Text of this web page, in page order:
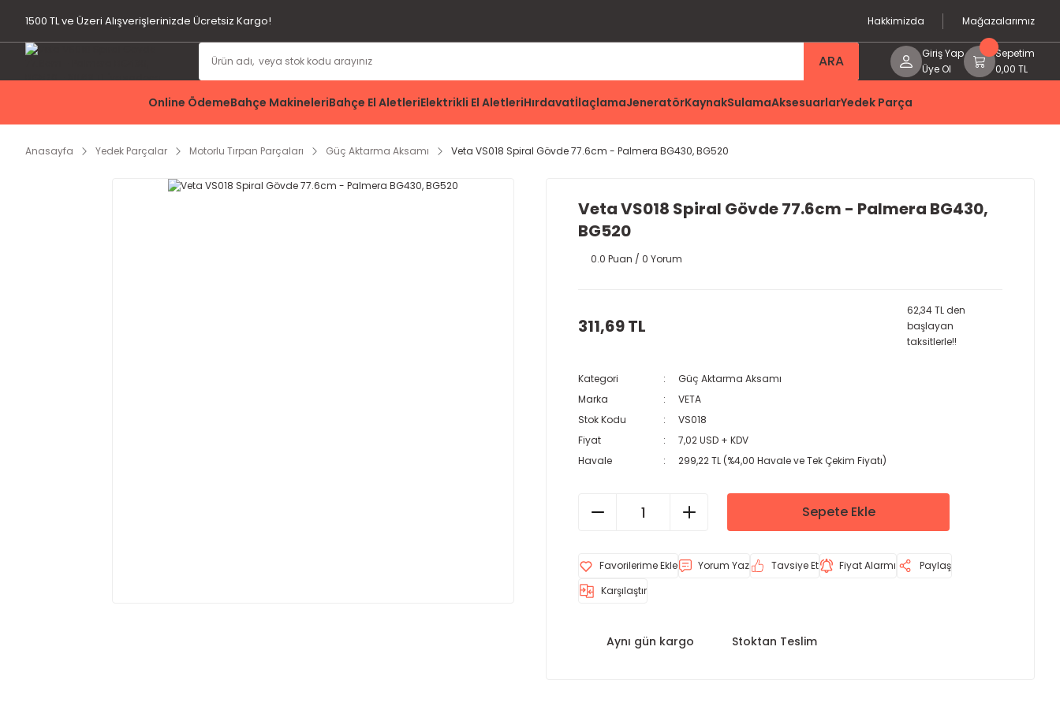
1500 TL ve Üzeri Alışverişlerinizde Ücretsiz Kargo! Hakkimizda Mağazalarımız
ARA
Giriş Yap
Üye Ol
Sepetim
0,00 TL
Online ÖdemeBahçe MakineleriBahçe El AletleriElektrikli El AletleriHırdavatİlaçlamaJeneratörKaynakSulamaAksesuarlarYedek Parça
Anasayfa Yedek Parçalar Motorlu Tırpan Parçaları Güç Aktarma Aksamı Veta VS018 Spiral Gövde 77.6cm - Palmera BG430, BG520
Veta VS018 Spiral Gövde 77.6cm - Palmera BG430,
BG520
0.0 Puan / 0 Yorum
311,69 TL
62,34 TL den
başlayan
taksitlerle!!
Kategori
Güç Aktarma Aksamı
Marka
VETA
Stok Kodu
VS018
Fiyat
7,02 USD + KDV
Havale
299,22 TL (%4,00 Havale ve Tek Çekim Fiyatı)
Sepete Ekle
Yorum Yaz Tavsiye Et Fiyat Alarmı
Paylaş
Karşılaştır
Aynı gün kargo Stoktan Teslim